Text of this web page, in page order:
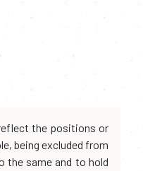
the positions or
being excluded from
the same and to hold